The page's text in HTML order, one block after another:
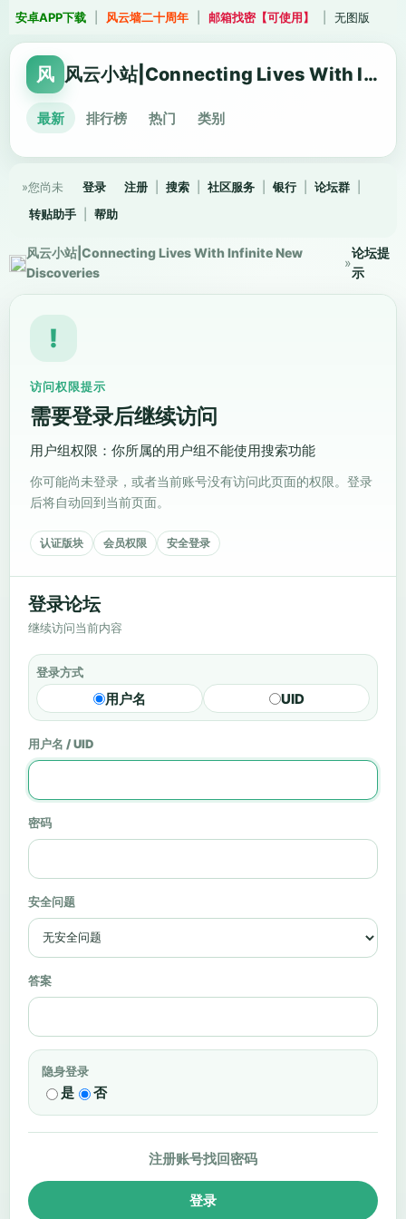
安卓APP下载 风云墙二十周年 邮箱找密【可使用】 无图版
风 风云小站|Connecting Lives With Infinite New Discoveries
最新 排行榜 热门 类别
»您尚未 登录 注册 搜索 社区服务 银行 论坛群
转贴助手
帮助
风云小站|Connecting Lives With Infinite New
Discoveries
»
论坛提
示
!
访问权限提示
需要登录后继续访问
用户组权限：你所属的用户组不能使用搜索功能
你可能尚未登录，或者当前账号没有访问此页面的权限。登录
后将自动回到当前页面。
认证版块 会员权限 安全登录
登录论坛
继续访问当前内容
登录方式
用户名 UID
用户名 / UID
密码
安全问题
答案
隐身登录
是 否
注册账号找回密码
登录